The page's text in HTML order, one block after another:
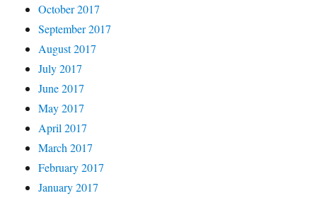
October 2017
September 2017
August 2017
July 2017
June 2017
May 2017
April 2017
March 2017
February 2017
January 2017